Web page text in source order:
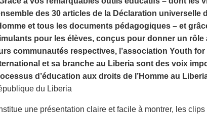
des 30 articles de la Déclaration universelle
et tous les documents pédagogiques – et
pour les élèves, conçus pour donner un rôle
communautés respectives, l’association Youth
et sa branche au Liberia sont des voix
d’éducation aux droits de l’Homme au
du Liberia
une présentation claire et facile à montrer, les